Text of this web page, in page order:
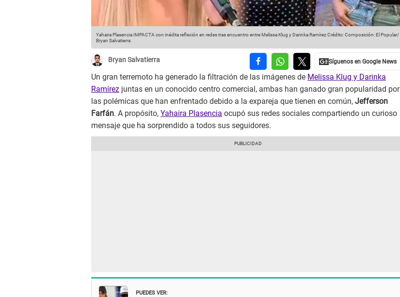
Yahaira Plasencia IMPACTA con inédita reflexión en redes tras encuentro entre Melissa Klug y Darinka RamírezCrédito: Composición: El Popular/
Bryan Salvatierra
Bryan Salvatierra
Un gran terremoto ha generado la filtración de las imágenes de Melissa Klug y Darinka
Ramírez juntas en un conocido centro comercial, ambas han ganado gran popularidad por
las polémicas que han enfrentado debido a la expareja que tienen en común, Jefferson
Farfán. A propósito, Yahaira Plasencia ocupó sus redes sociales compartiendo un curioso
mensaje que ha sorprendido a todos sus seguidores.
PUEDES VER: